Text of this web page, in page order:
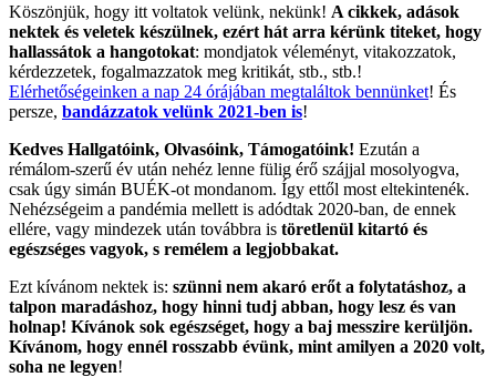
Köszönjük, hogy itt voltatok velünk, nekünk! A cikkek, adások
nektek és veletek készülnek, ezért hát arra kérünk titeket, hogy
hallassátok a hangotokat: mondjatok véleményt, vitakozzatok,
kérdezzetek, fogalmazzatok meg kritikát, stb., stb.!
Elérhetőségeinken a nap 24 órájában megtaláltok bennünket! És
persze, bandázzatok velünk 2021-ben is!
Kedves Hallgatóink, Olvasóink, Támogatóink! Ezután a
rémálom-szerű év után nehéz lenne fülig érő szájjal mosolyogva,
csak úgy simán BUÉK-ot mondanom. Így ettől most eltekintenék.
Nehézségeim a pandémia mellett is adódtak 2020-ban, de ennek
ellére, vagy mindezek után továbbra is töretlenül kitartó és
egészséges vagyok, s remélem a legjobbakat.
Ezt kívánom nektek is: szünni nem akaró erőt a folytatáshoz, a
talpon maradáshoz, hogy hinni tudj abban, hogy lesz és van
holnap! Kívánok sok egészséget, hogy a baj messzire kerüljön.
Kívánom, hogy ennél rosszabb évünk, mint amilyen a 2020 volt,
soha ne legyen!